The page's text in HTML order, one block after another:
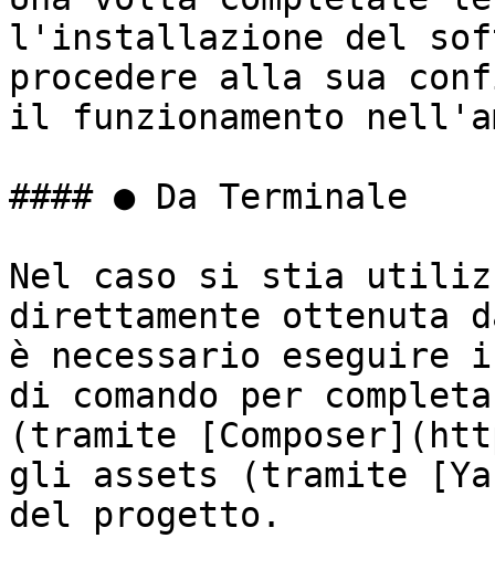
l'installazione del
procedere alla sua
il funzionamento
#### ● Da Terminale
Nel caso si stia
direttamente ottenuta
è necessario eseguire
di comando per
(tramite
gli assets (tramite
del progetto.